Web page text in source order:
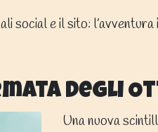
social e il sito:
degli
Una nuova